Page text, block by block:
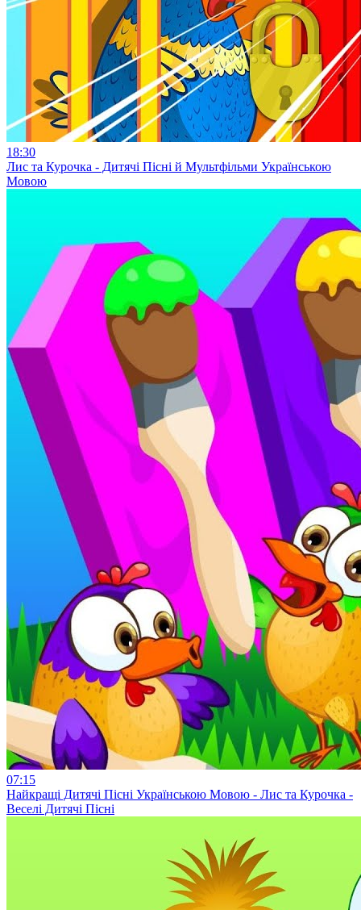
18:30
Лис та Курочка - Дитячі Пісні й Мультфільми Українською
Мовою
07:15
Найкращі Дитячі Пісні Українською Мовою - Лис та Курочка -
Веселі Дитячі Пісні